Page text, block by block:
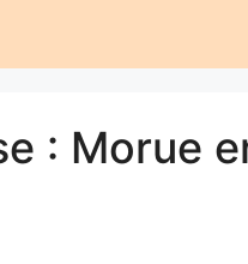
: Morue